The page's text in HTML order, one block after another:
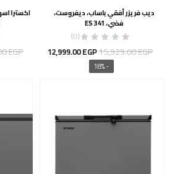
ديب فريزر أفقي باساب، ديفروست،
فضي، ES 341
(0)
15,929.00EGP
السعر
الأصلي
12,999.00EGP
السعر
- 18%
اكسترا
EGP